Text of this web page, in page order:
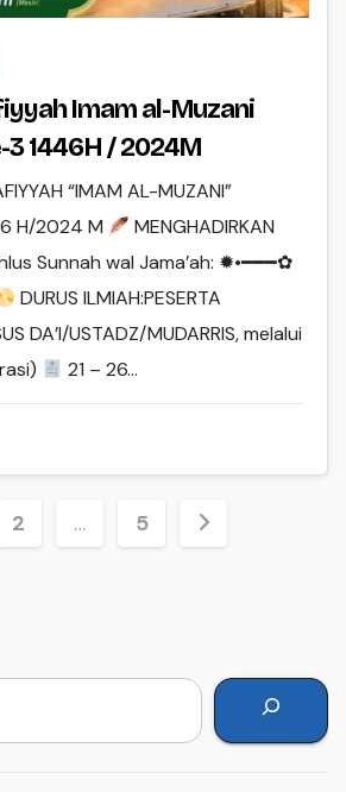
Imam al-Muzani
1446H / 2024M
“IMAM AL-MUZANI”
H/2024 M
MENGHADIRKAN
Sunnah wal Jama’ah: ✹•━━━✿
DURUS ILMIAH:PESERTA
DA’I/USTADZ/MUDARRIS, melalui
21 – 26…
2 … 5